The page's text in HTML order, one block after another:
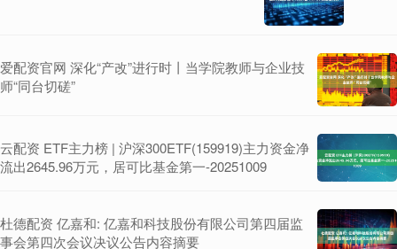
爱配资官网 深化“产改”进行时丨当学院教师与企业技
师“同台切磋”
云配资 ETF主力榜 | 沪深300ETF(159919)主力资金净
流出2645.96万元，居可比基金第一-20251009
杜德配资 亿嘉和: 亿嘉和科技股份有限公司第四届监
事会第四次会议决议公告内容摘要